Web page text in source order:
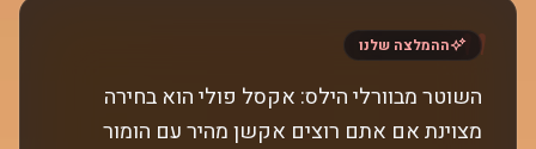
" ההמלצה שלנו
השוטר מבוורלי הילס: אקסל פולי הוא בחירה
מצוינת אם אתם רוצים אקשן מהיר עם הומור